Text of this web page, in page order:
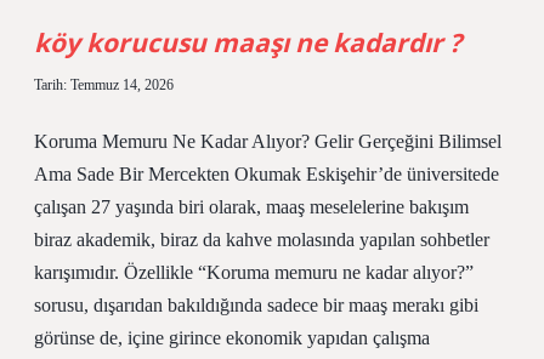
köy korucusu maaşı ne kadardır ?
Tarih: Temmuz 14, 2026
Koruma Memuru Ne Kadar Alıyor? Gelir Gerçeğini Bilimsel
Ama Sade Bir Mercekten Okumak Eskişehir’de üniversitede
çalışan 27 yaşında biri olarak, maaş meselelerine bakışım
biraz akademik, biraz da kahve molasında yapılan sohbetler
karışımıdır. Özellikle “Koruma memuru ne kadar alıyor?”
sorusu, dışarıdan bakıldığında sadece bir maaş merakı gibi
görünse de, içine girince ekonomik yapıdan çalışma